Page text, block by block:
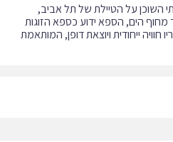
על הטיילת של תל אביב,
הים, הספא ידוע כספא הזוגות
ייחודית ויוצאת דופן, המותאמת